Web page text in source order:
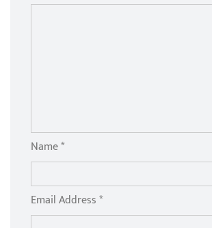
Name *
Email Address *